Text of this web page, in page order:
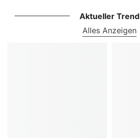
Aktueller Trend
Alles Anzeigen